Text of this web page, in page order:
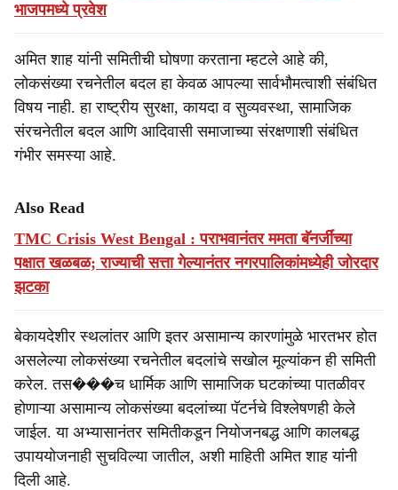
भाजपमध्ये प्रवेश
अमित शाह यांनी समितीची घोषणा करताना म्हटले आहे की,
लोकसंख्या रचनेतील बदल हा केवळ आपल्या सार्वभौमत्वाशी संबंधित
विषय नाही. हा राष्ट्रीय सुरक्षा, कायदा व सुव्यवस्था, सामाजिक
संरचनेतील बदल आणि आदिवासी समाजाच्या संरक्षणाशी संबंधित
गंभीर समस्या आहे.
Also Read
TMC Crisis West Bengal : पराभवानंतर ममता बॅनर्जींच्या
पक्षात खळबळ; राज्याची सत्ता गेल्यानंतर नगरपालिकांमध्येही जोरदार
झटका
बेकायदेशीर स्थलांतर आणि इतर असामान्य कारणांमुळे भारतभर होत
असलेल्या लोकसंख्या रचनेतील बदलांचे सखोल मूल्यांकन ही समिती
करेल. तस���च धार्मिक आणि सामाजिक घटकांच्या पातळीवर
होणाऱ्या असामान्य लोकसंख्या बदलांच्या पॅटर्नचे विश्लेषणही केले
जाईल. या अभ्यासानंतर समितीकडून नियोजनबद्ध आणि कालबद्ध
उपाययोजनाही सुचविल्या जातील, अशी माहिती अमित शाह यांनी
दिली आहे.